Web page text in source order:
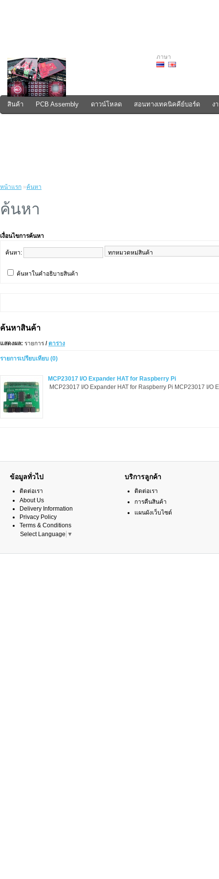
ภาษา
สินค้า PCB Assembly ดาวน์โหลด สอนทางเทคนิคคีย์บอร์ด ง
หน้าแรก »ค้นหา
ค้นหา
เงื่อนไขการค้นหา
ค้นหา:
ค้นหาในคำอธิบายสินค้า
ค้นหาสินค้า
แสดงผล: รายการ / ตาราง
รายการเปรียบเทียบ (0)
MCP23017 I/O Expander HAT for Raspberry Pi
MCP23017 I/O Expander HAT for Raspberry Pi MCP23017 I/O
ข้อมูลทั่วไป
ติดต่อเรา
About Us
Delivery Information
Privacy Policy
Terms & Conditions
Select Language ▼
บริการลูกค้า
ติดต่อเรา
การคืนสินค้า
แผนผังเว็บไซต์